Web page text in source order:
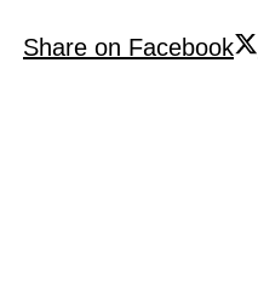
Share on Facebook